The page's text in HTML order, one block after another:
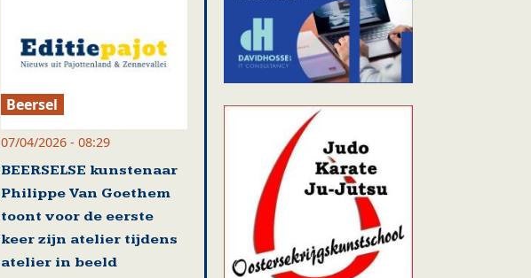
Beersel
07/04/2026 - 08:29
BEERSELSE kunstenaar
Philippe Van Goethem
toont voor de eerste
keer zijn atelier tijdens
atelier in beeld